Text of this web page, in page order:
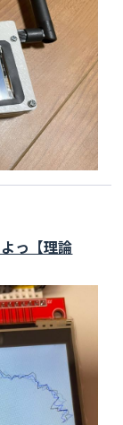
っ【理論